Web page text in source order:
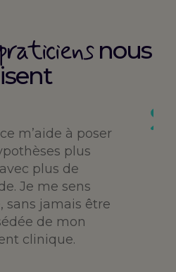
nous
m’aide à poser
plus
plus de
Je me sens
sans jamais être
de mon
clinique.